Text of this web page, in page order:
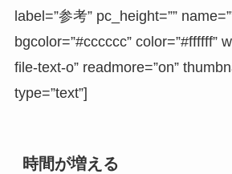
label=”参考” pc_height=””
bgcolor=”#cccccc” color=”#ffffff”
file-text-o” readmore=”on”
type=”text”]
時間が増える